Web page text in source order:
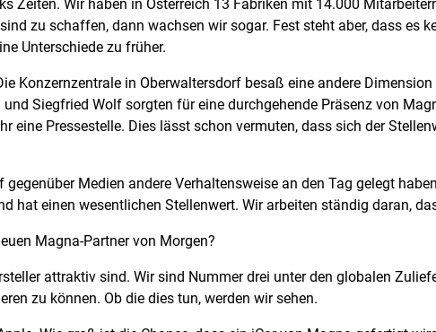
Zeiten. Wir haben in Österreich 13 Fabriken mit 14.000
zu schaffen, dann wachsen wir sogar. Fest steht aber, dass es
Unterschiede zu früher.
Konzernzentrale in Oberwaltersdorf besaß eine andere
Siegfried Wolf sorgten für eine durchgehende Präsenz von
eine Pressestelle. Dies lässt schon vermuten, dass sich der
Medien andere Verhaltensweise an den Tag gelegt
hat einen wesentlichen Stellenwert. Wir arbeiten ständig daran,
Magna-Partner von Morgen?
attraktiv sind. Wir sind Nummer drei unter den globalen
zu können. Ob die dies tun, werden wir sehen.